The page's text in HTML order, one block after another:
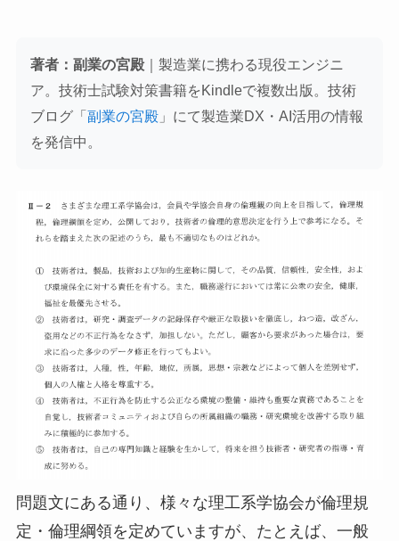
著者：副業の宮殿｜製造業に携わる現役エンジニ
ア。技術士試験対策書籍をKindleで複数出版。技術
ブログ「副業の宮殿 」にて製造業DX・AI活用の情報
を発信中。
問題文にある通り、様々な理工系学協会が倫理規
定・倫理綱領を定めていますが、たとえば、一般